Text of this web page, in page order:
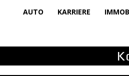
AUTO KARRIERE